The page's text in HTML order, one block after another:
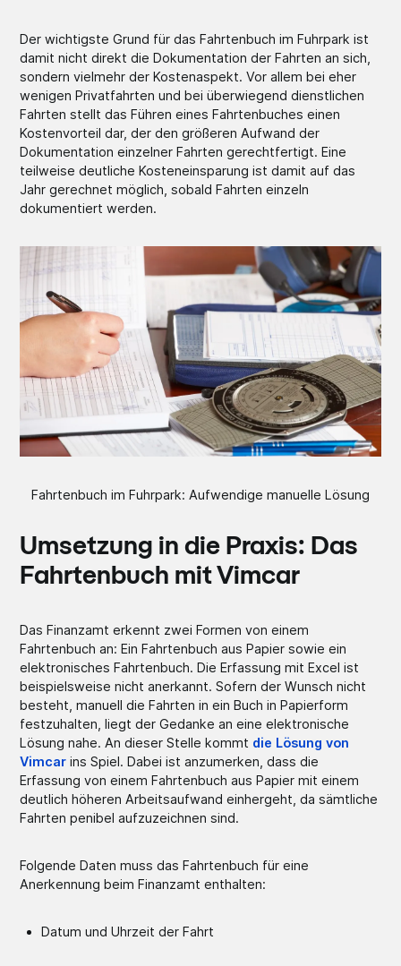
Der wichtigste Grund für das Fahrtenbuch im Fuhrpark ist
damit nicht direkt die Dokumentation der Fahrten an sich,
sondern vielmehr der Kostenaspekt. Vor allem bei eher
wenigen Privatfahrten und bei überwiegend dienstlichen
Fahrten stellt das Führen eines Fahrtenbuches einen
Kostenvorteil dar, der den größeren Aufwand der
Dokumentation einzelner Fahrten gerechtfertigt. Eine
teilweise deutliche Kosteneinsparung ist damit auf das
Jahr gerechnet möglich, sobald Fahrten einzeln
dokumentiert werden.
Fahrtenbuch im Fuhrpark: Aufwendige manuelle Lösung
Umsetzung in die Praxis: Das
Fahrtenbuch mit Vimcar
Das Finanzamt erkennt zwei Formen von einem
Fahrtenbuch an: Ein Fahrtenbuch aus Papier sowie ein
elektronisches Fahrtenbuch. Die Erfassung mit Excel ist
beispielsweise nicht anerkannt. Sofern der Wunsch nicht
besteht, manuell die Fahrten in ein Buch in Papierform
festzuhalten, liegt der Gedanke an eine elektronische
Lösung nahe. An dieser Stelle kommt die Lösung von
Vimcar ins Spiel. Dabei ist anzumerken, dass die
Erfassung von einem Fahrtenbuch aus Papier mit einem
deutlich höheren Arbeitsaufwand einhergeht, da sämtliche
Fahrten penibel aufzuzeichnen sind.
Folgende Daten muss das Fahrtenbuch für eine
Anerkennung beim Finanzamt enthalten:
Datum und Uhrzeit der Fahrt